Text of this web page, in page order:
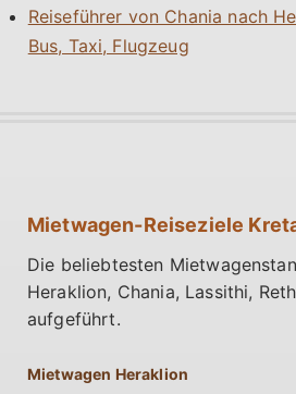
Reiseführer von Chania nach
Bus, Taxi, Flugzeug
Mietwagen-Reiseziele
Die beliebtesten
Heraklion, Chania, Lassithi,
aufgeführt.
Mietwagen Heraklion